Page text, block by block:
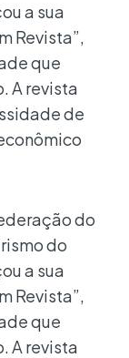
a sua
Revista”,
que
A revista
de
do
do
a sua
Revista”,
que
A revista